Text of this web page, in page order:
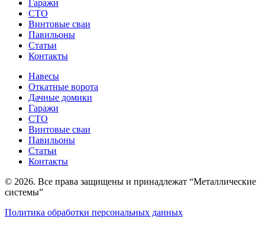
Гаражи
СТО
Винтовые сваи
Павильоны
Статьи
Контакты
Навесы
Откатные ворота
Дачные домики
Гаражи
СТО
Винтовые сваи
Павильоны
Статьи
Контакты
© 2026. Все права защищены и принадлежат “Металлические
системы”
Политика обработки персональных данных